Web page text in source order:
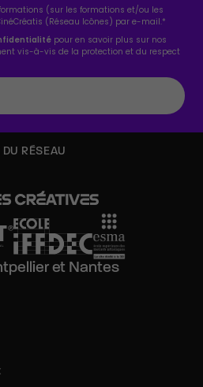
(sur les formations et/ou les
(Réseau Icônes) par e-mail.*
pour en savoir plus sur nos
vis-à-vis de la protection et du respect
RÉSEAU
et Nantes